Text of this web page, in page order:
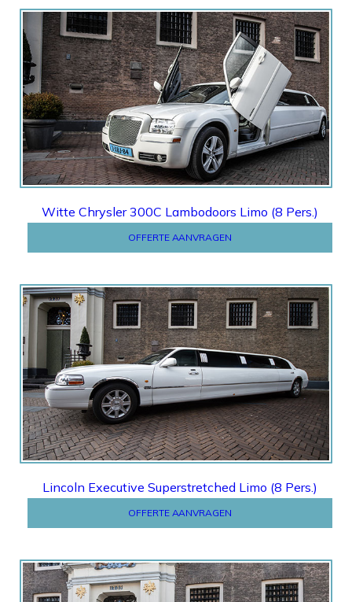
Offerte
Witte Chrysler 300C Lambodoors Limo (8 Pers.)
OFFERTE AANVRAGEN
Offerte
Lincoln Executive Superstretched Limo (8 Pers.)
OFFERTE AANVRAGEN